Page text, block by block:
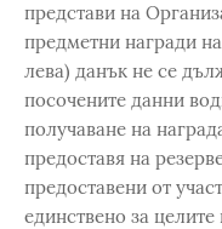
представи на
предметни награди
лева) данък не се
посочените данни
получаване на
предоставя на
предоставени от
единствено за